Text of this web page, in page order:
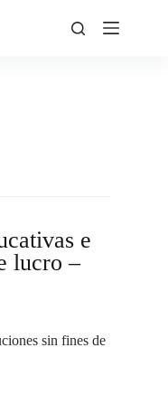
e
lucro –
sin fines de